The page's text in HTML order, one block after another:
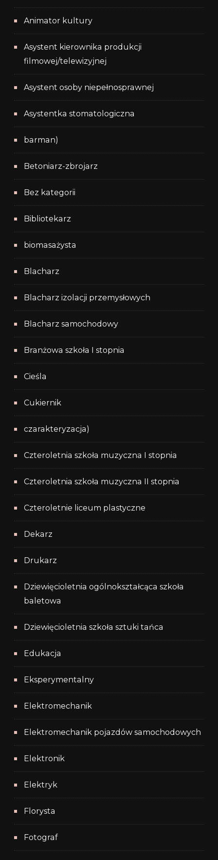
Animator kultury
Asystent kierownika produkcji
filmowej/telewizyjnej
Asystent osoby niepełnosprawnej
Asystentka stomatologiczna
barman)
Betoniarz-zbrojarz
Bez kategorii
Bibliotekarz
biomasażysta
Blacharz
Blacharz izolacji przemysłowych
Blacharz samochodowy
Branżowa szkoła I stopnia
Cieśla
Cukiernik
czarakteryzacja)
Czteroletnia szkoła muzyczna I stopnia
Czteroletnia szkoła muzyczna II stopnia
Czteroletnie liceum plastyczne
Dekarz
Drukarz
Dziewięcioletnia ogólnokształcąca szkoła
baletowa
Dziewięcioletnia szkoła sztuki tańca
Edukacja
Eksperymentalny
Elektromechanik
Elektromechanik pojazdów samochodowych
Elektronik
Elektryk
Florysta
Fotograf